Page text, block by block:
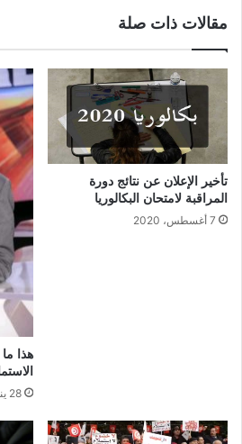
مقالات ذات صلة
تأخير الإعلان عن نتائج دورة
المراقبة لامتحان البكالوريا
7 أغسطس، 2020
هذا
28 يناير، 2021